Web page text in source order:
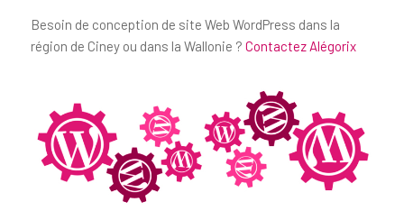
Besoin de conception de site Web WordPress dans la
région de Ciney ou dans la Wallonie ? Contactez Alégorix